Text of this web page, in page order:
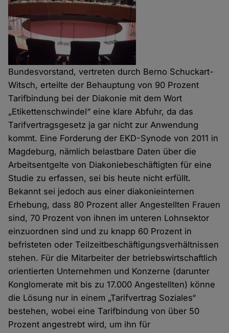
Bundesvorstand, vertreten durch Berno Schuckart-
Witsch, erteilte der Behauptung von 90 Prozent
Tarifbindung bei der Diakonie mit dem Wort
„Etikettenschwindel“ eine klare Abfuhr, da das
Tarifvertragsgesetz ja gar nicht zur Anwendung
kommt. Eine Forderung der EKD-Synode von 2011 in
Magdeburg, nämlich belastbare Daten über die
Arbeitsentgelte von Diakoniebeschäftigten für eine
Studie zu erfassen, sei bis heute nicht erfüllt.
Bekannt sei jedoch aus einer diakonieinternen
Erhebung, dass 80 Prozent aller Angestellten Frauen
sind, 70 Prozent von ihnen im unteren Lohnsektor
einzuordnen sind und zu knapp 60 Prozent in
befristeten oder Teilzeitbeschäftigungsverhältnissen
stehen. Für die Mitarbeiter der betriebswirtschaftlich
orientierten Unternehmen und Konzerne (darunter
Konglomerate mit bis zu 17.000 Angestellten) könne
die Lösung nur in einem „Tarifvertrag Soziales“
bestehen, wobei eine Tarifbindung von über 50
Prozent angestrebt wird, um ihn für